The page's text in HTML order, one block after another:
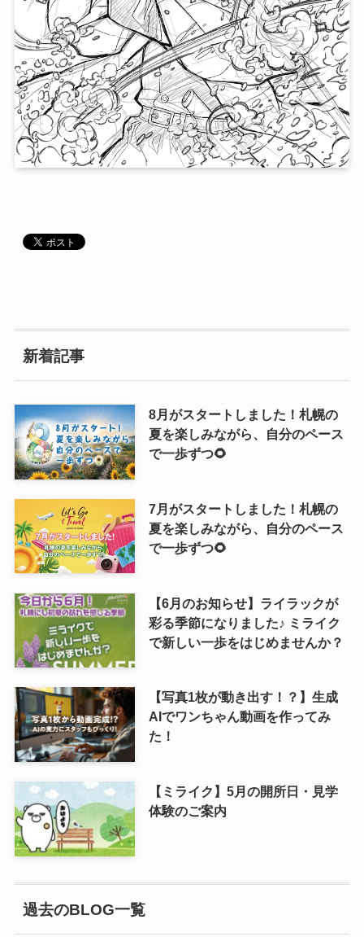
新着記事
8月がスタートしました！札幌の
夏を楽しみながら、自分のペース
で一歩ずつ🌻
7月がスタートしました！札幌の
夏を楽しみながら、自分のペース
で一歩ずつ🌻
【6月のお知らせ】ライラックが
彩る季節になりました♪ ミライク
で新しい一歩をはじめませんか？
【写真1枚が動き出す！？】生成
AIでワンちゃん動画を作ってみ
た！
【ミライク】5月の開所日・見学
体験のご案内
過去のBLOG一覧